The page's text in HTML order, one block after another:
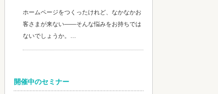
ホームページをつくったけれど、なかなかお
客さまが来ない——そんな悩みをお持ちでは
ないでしょうか。…
開催中のセミナー